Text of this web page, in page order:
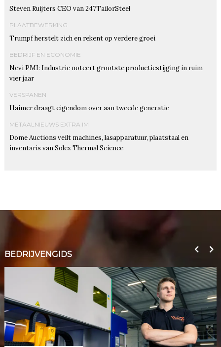
Steven Ruijters CEO van 247TailorSteel
PLAATBEWERKING
Trumpf herstelt zich en rekent op verdere groei
BEDRIJF EN ECONOMIE
Nevi PMI: Industrie noteert grootste productiestijging in ruim
vier jaar
VERSPANEN
Haimer draagt eigendom over aan tweede generatie
METAALNIEUWS EXTRA IM
Dome Auctions veilt machines, lasapparatuur, plaatstaal en
inventaris van Solex Thermal Science
BEDRIJVENGIDS